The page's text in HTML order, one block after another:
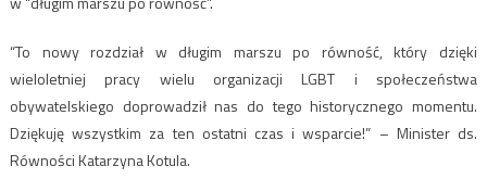
“To nowy rozdział w długim marszu po równość, który dzięki
wieloletniej pracy wielu organizacji LGBT i społeczeństwa
obywatelskiego doprowadził nas do tego historycznego momentu.
Dziękuję wszystkim za ten ostatni czas i wsparcie!” – Minister ds.
Równości Katarzyna Kotula.